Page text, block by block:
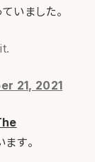
いました。
21, 2021
す。